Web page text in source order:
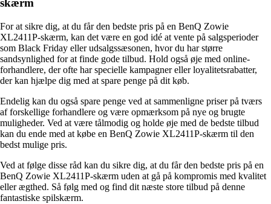
skærm
For at sikre dig, at du får den bedste pris på en BenQ Zowie
XL2411P-skærm, kan det være en god idé at vente på salgsperioder
som Black Friday eller udsalgssæsonen, hvor du har større
sandsynlighed for at finde gode tilbud. Hold også øje med online-
forhandlere, der ofte har specielle kampagner eller loyalitetsrabatter,
der kan hjælpe dig med at spare penge på dit køb.
Endelig kan du også spare penge ved at sammenligne priser på tværs
af forskellige forhandlere og være opmærksom på nye og brugte
muligheder. Ved at være tålmodig og holde øje med de bedste tilbud
kan du ende med at købe en BenQ Zowie XL2411P-skærm til den
bedst mulige pris.
Ved at følge disse råd kan du sikre dig, at du får den bedste pris på en
BenQ Zowie XL2411P-skærm uden at gå på kompromis med kvalitet
eller ægthed. Så følg med og find dit næste store tilbud på denne
fantastiske spilskærm.